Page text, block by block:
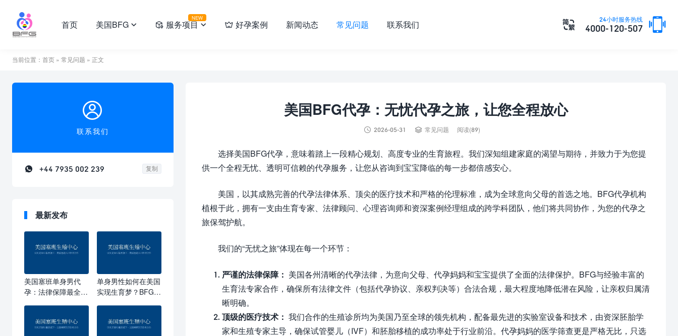
24小时服务热线
4000-120-507 

首页 美国BFG   服务项目
NEW
  好孕案例 新闻动态 常见问题 联系我们
当前位置： 首页 » 常见问题 » 正文
美国BFG代孕：无忧代孕之旅，让您全程放心
 2026-05-31  常见问题 阅读(89)
选择美国BFG代孕，意味着踏上一段精心规划、高度专业的生育旅程。我们深知组建家庭的渴望与期待，并致力于为您提
供一个全程无忧、透明可信赖的代孕服务，让您从咨询到宝宝降临的每一步都倍感安心。
美国，以其成熟完善的代孕法律体系、顶尖的医疗技术和严格的伦理标准，成为全球意向父母的首选之地。BFG代孕机构
植根于此，拥有一支由生育专家、法律顾问、心理咨询师和资深案例经理组成的跨学科团队，他们将共同协作，为您的代孕之
旅保驾护航。
我们的“无忧之旅”体现在每一个环节：
严谨的法律保障： 美国各州清晰的代孕法律，为意向父母、代孕妈妈和宝宝提供了全面的法律保护。BFG与经验丰富的
生育法专家合作，确保所有法律文件（包括代孕协议、亲权判决等）合法合规，最大程度地降低潜在风险，让亲权归属清
晰明确。
顶级的医疗技术： 我们合作的生殖诊所均为美国乃至全球的领先机构，配备最先进的实验室设备和技术，由资深胚胎学
家和生殖专家主导，确保试管婴儿（IVF）和胚胎移植的成功率处于行业前沿。代孕妈妈的医学筛查更是严格无比，只选

联系我们
 +44 7935 002 239 复制
最新发布
美国塞班单身男代
孕：法律保障最全的
单身男性如何在美国
实现生育梦？BFG医